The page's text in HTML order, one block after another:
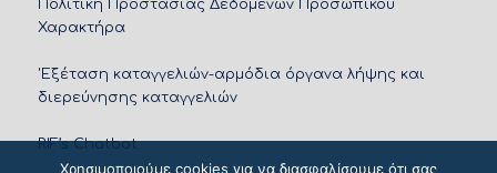
Πολιτική Προστασίας Δεδομένων Προσωπικού
Χαρακτήρα
'Εξέταση καταγγελιών-αρμόδια όργανα λήψης και
διερεύνησης καταγγελιών
RIF’s Chatbot
Χρησιμοποιούμε cookies για να διασφαλίσουμε ότι σας